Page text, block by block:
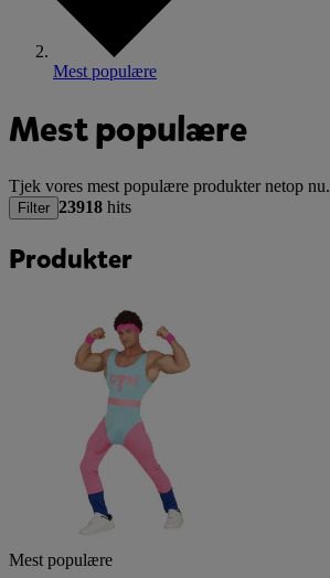
Mest populære
Mest populære
Tjek vores mest populære produkter netop nu.
Filter 23918 hits
Produkter
Mest populære